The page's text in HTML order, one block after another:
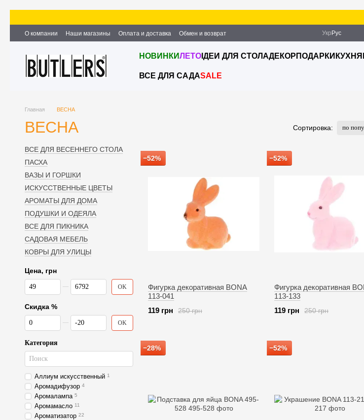
О компании Наши магазины Оплата и доставка
Обмен и возврат
Партнёрство и сотрудничество
Вакансии Контактная информация
Укр Рус
НОВИНКИЛЕТО ІДЕИ ДЛЯ СТОЛАДЕКОР ПОДАРКИ КУХНЯ
ВСЕ ДЛЯ САДАSALE
Главная ВЕСНА
ВЕСНА Сортировка: по
−52%
Фигурка декоративная BONA
113-041
250 грн
119 грн
−52%
Фигурка декоративная
113-133
250 грн
119 грн
−28% −52%
ВСЕ ДЛЯ ВЕСЕННЕГО СТОЛА
ПАСХА
ВАЗЫ И ГОРШКИ
ИСКУССТВЕННЫЕ ЦВЕТЫ
АРОМАТЫ ДЛЯ ДОМА
ПОДУШКИ И ОДЕЯЛА
ВСЕ ДЛЯ ПИКНИКА
САДОВАЯ МЕБЕЛЬ
КОВРЫ ДЛЯ УЛИЦЫ
Цена, грн
От Цена, грн
До Цена, грн OK
Скидка %
От Скидка %
До Скидка % OK
Категория
Аллиум искусственный 1
Аромадифузор 4
Аромалампа 5
Аромамасло 11
Ароматизатор 22